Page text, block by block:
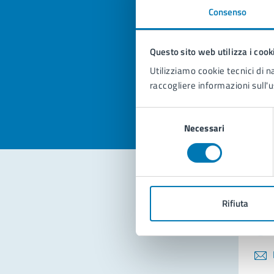
Consenso
Questo sito web utilizza i
Utilizziamo cookie tecnici di
raccogliere informazioni
Necessari
Rifiuta
Valuta